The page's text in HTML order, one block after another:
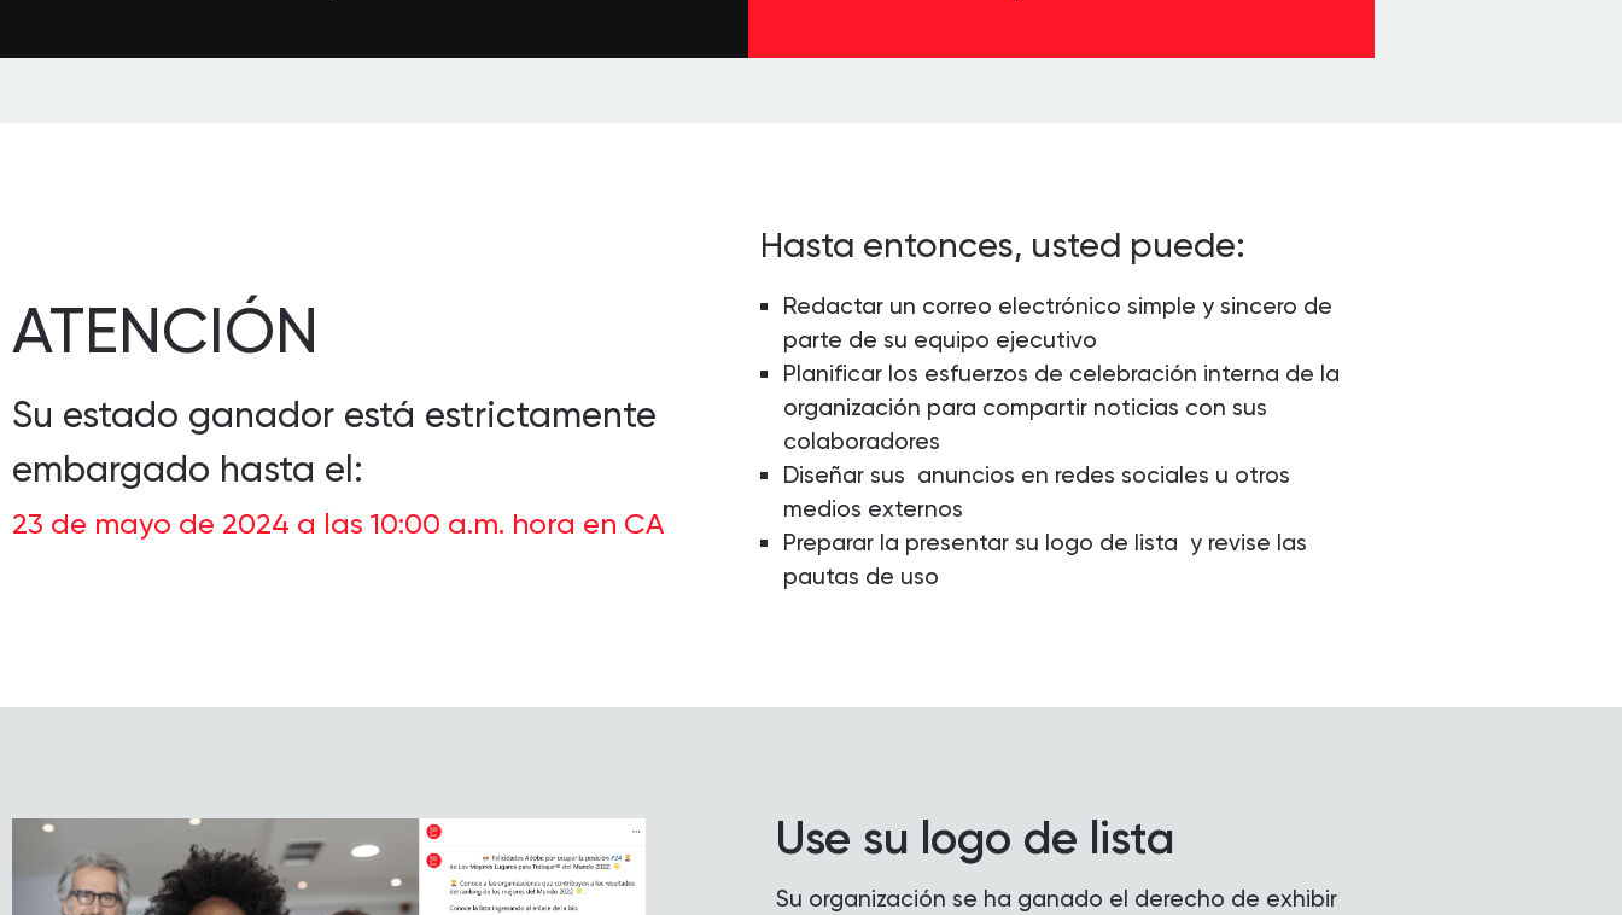
ATENCIÓN
Su estado ganador está estrictamente
embargado hasta el:
23 de mayo de 2024 a las 10:00 a.m. hora en CA
Hasta entonces, usted puede:
Redactar un correo electrónico simple y sincero de
parte de su equipo ejecutivo
Planificar los esfuerzos de celebración interna de la
organización para compartir noticias con sus
colaboradores
Diseñar sus anuncios en redes sociales u otros
medios externos
Preparar la presentar su logo de lista y revise las
pautas de uso
Use su logo de lista
Su organización se ha ganado el derecho de exhibir